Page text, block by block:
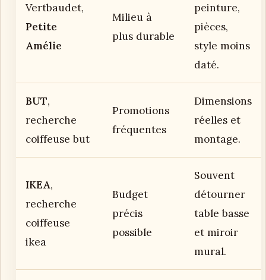
Vertbaudet,
Petite
Amélie
Milieu à
plus durable
peinture,
pièces,
style moins
daté.
BUT,
recherche
coiffeuse but
Promotions
fréquentes
Dimensions
réelles et
montage.
IKEA,
recherche
coiffeuse
ikea
Budget
précis
possible
Souvent
détourner
table basse
et miroir
mural.